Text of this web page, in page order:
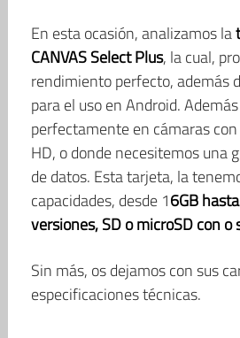
En esta ocasión, analizamos la
CANVAS Select Plus, la cual,
rendimiento perfecto, además
para el uso en Android.
perfectamente en cámaras
HD, o donde necesitemos una
de datos. Esta tarjeta, la
capacidades, desde 16GB
versiones, SD o microSD con o
Sin más, os dejamos con sus
especificaciones técnicas.